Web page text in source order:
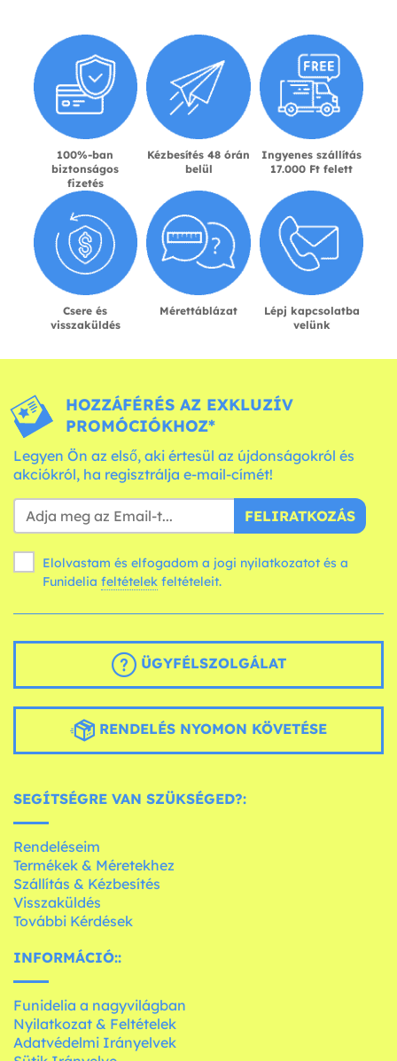
100%-ban
biztonságos
fizetés
Kézbesítés 48 órán
belül
Ingyenes szállítás
17.000 Ft felett
Csere és
visszaküldés
Mérettáblázat
Lépj kapcsolatba
velünk
HOZZÁFÉRÉS AZ EXKLUZÍV
PROMÓCIÓKHOZ*
Legyen Ön az első, aki értesül az újdonságokról és
akciókról, ha regisztrálja e-mail-címét!
FELIRATKOZÁS
Elolvastam és elfogadom a jogi nyilatkozatot és a
Funidelia feltételek feltételeit.
ÜGYFÉLSZOLGÁLAT
RENDELÉS NYOMON KÖVETÉSE
SEGÍTSÉGRE VAN SZÜKSÉGED?:
Rendeléseim
Termékek & Méretekhez
Szállítás & Kézbesítés
Visszaküldés
További Kérdések
INFORMÁCIÓ::
Funidelia a nagyvilágban
Nyilatkozat & Feltételek
Adatvédelmi Irányelvek